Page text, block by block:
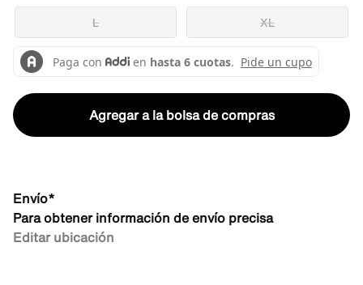
L XL
Agregar a la bolsa de compras
Envío*
Para obtener información de envío precisa
Editar ubicación